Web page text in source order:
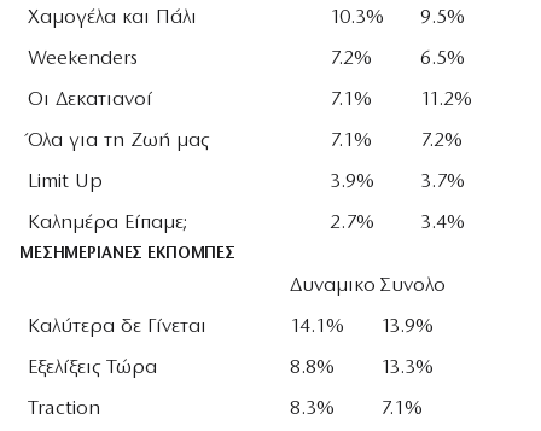
Χαμογέλα και Πάλι
10.3%
9.5%
Weekenders
7.2%
6.5%
Οι Δεκατιανοί
7.1%
11.2%
Όλα για τη Ζωή μας
7.1%
7.2%
Limit Up
3.9%
3.7%
Καλημέρα Είπαμε;
2.7% 3.4%
ΜΕΣΗΜΕΡΙΑΝΕΣ ΕΚΠΟΜΠΕΣ
Δυναμικο Συνολο
Καλύτερα δε Γίνεται
14.1%
13.9%
Εξελίξεις Τώρα
8.8%
13.3%
Traction
8.3%
7.1%